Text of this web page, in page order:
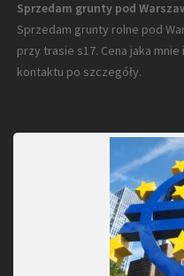
Sprzedam grunty pod
Sprzedam grunty rolne pod
przy trasie s17. Cena jaka
kontaktu po szczegóły.